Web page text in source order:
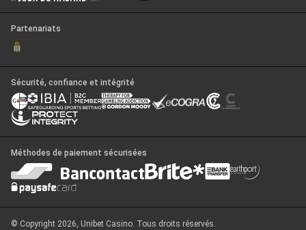
Partenariats
Sécurité, confiance et intégrité
Méthodes de paiement sécurisées
© Copyright 2026, Unibet Casino. Tous droits réservés.